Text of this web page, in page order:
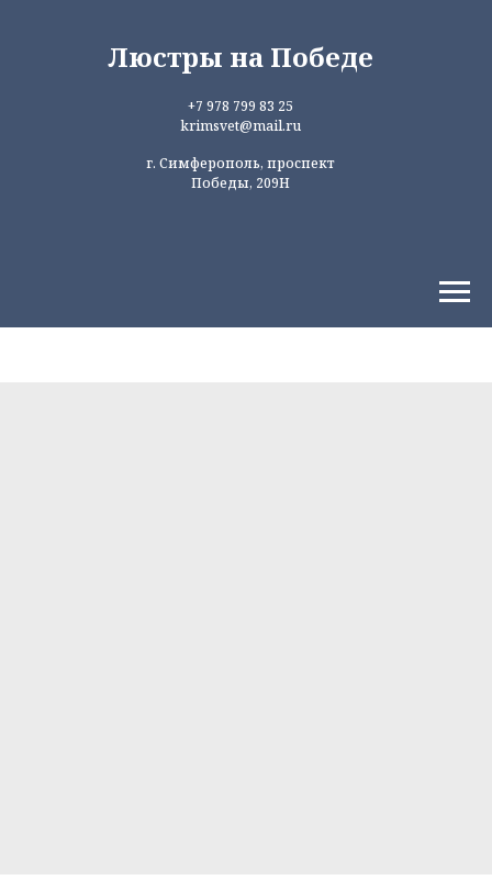
Люстры на Победе
+7 978 799 83 25
krimsvet@mail.ru
г. Симферополь, проспект
Победы, 209Н